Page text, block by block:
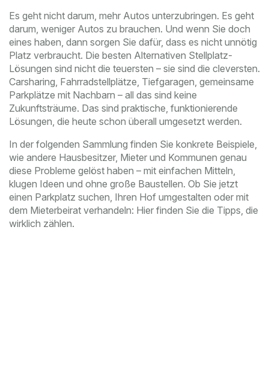
Es geht nicht darum, mehr Autos unterzubringen. Es geht
darum, weniger Autos zu brauchen. Und wenn Sie doch
eines haben, dann sorgen Sie dafür, dass es nicht unnötig
Platz verbraucht. Die besten Alternativen Stellplatz-
Lösungen sind nicht die teuersten – sie sind die cleversten.
Carsharing, Fahrradstellplätze, Tiefgaragen, gemeinsame
Parkplätze mit Nachbarn – all das sind keine
Zukunftsträume. Das sind praktische, funktionierende
Lösungen, die heute schon überall umgesetzt werden.
In der folgenden Sammlung finden Sie konkrete Beispiele,
wie andere Hausbesitzer, Mieter und Kommunen genau
diese Probleme gelöst haben – mit einfachen Mitteln,
klugen Ideen und ohne große Baustellen. Ob Sie jetzt
einen Parkplatz suchen, Ihren Hof umgestalten oder mit
dem Mieterbeirat verhandeln: Hier finden Sie die Tipps, die
wirklich zählen.